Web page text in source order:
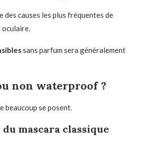
des causes les plus fréquentes de
oculaire.
sans parfum sera généralement
non waterproof ?
beaucoup se posent.
du mascara classique